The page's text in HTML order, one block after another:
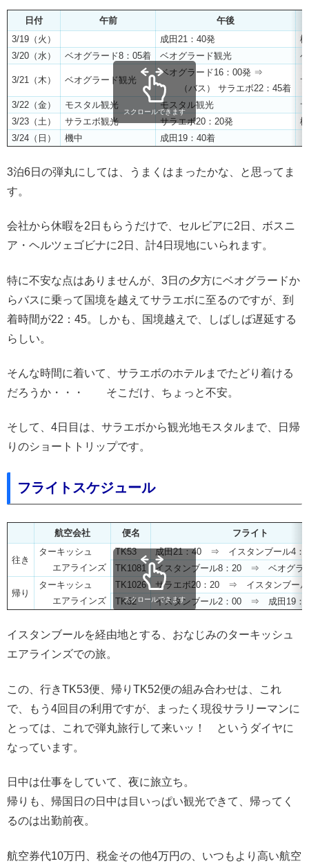
日付 午前
午後
3/19（火）
成田21：40発
3/20（水）
ベオグラード8：05着 ベオグラード観光
3/21（木） ベオグラード観光
ベオグラード16：00発 ⇒
（バス） サラエボ22：45着
3/22（金） モスタル観光 モスタル観光
3/23（土）
サラエボ観光 サラエボ20：20発
3/24（日）
機中 成田19：40着
スクロールできます
3泊6日の弾丸にしては、うまくはまったかな、と思ってま
す。
会社から休暇を2日もらうだけで、セルビアに2日、ボスニ
ア・ヘルツェゴビナに2日、計4日現地にいられます。
特に不安な点はありませんが、3日の夕方にベオグラードか
らバスに乗って国境を越えてサラエボに至るのですが、到
着時間が22：45。しかも、国境越えで、しばしば遅延する
らしい。
そんな時間に着いて、サラエボのホテルまでたどり着ける
だろうか・・・ そこだけ、ちょっと不安。
そして、4日目は、サラエボから観光地モスタルまで、日帰
りのショートトリップです。
フライトスケジュール
航空会社 便名 フライト
往き
ターキッシュ
エアラインズ
TK53
成田21：40 ⇒ イスタンブール4：
TK1081
イスタンブール8：20 ⇒ ベオグラ
帰り
ターキッシュ
エアラインズ
TK1026
サラエボ20：20 ⇒ イスタンブール
TK52
イスタンブール2：00 ⇒ 成田19：
スクロールできます
イスタンブールを経由地とする、おなじみのターキッシュ
エアラインズでの旅。
この、行きTK53便、帰りTK52便の組み合わせは、これ
で、もう4回目の利用ですが、まったく現役サラリーマンに
とっては、これで弾丸旅行して来いッ！ というダイヤに
なっています。
日中は仕事をしていて、夜に旅立ち。
帰りも、帰国日の日中は目いっぱい観光できて、帰ってく
るのは出勤前夜。
航空券代10万円、税金その他4万円の、いつもより高い航空